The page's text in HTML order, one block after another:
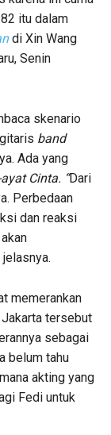
itu dalam
di Xin Wang
Senin
skenario
band
Ada yang
Cinta. “Dari
Perbedaan
dan reaksi
memerankan
tersebut
sebagai
belum tahu
akting yang
Fedi untuk